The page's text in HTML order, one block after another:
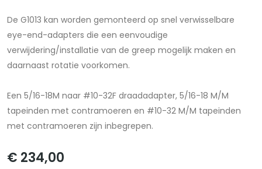
De G1013 kan worden gemonteerd op snel verwisselbare
eye-end-adapters die een eenvoudige
verwijdering/installatie van de greep mogelijk maken en
daarnaast rotatie voorkomen.
Een 5/16-18M naar #10-32F draadadapter, 5/16-18 M/M
tapeinden met contramoeren en #10-32 M/M tapeinden
met contramoeren zijn inbegrepen.
€ 234,00